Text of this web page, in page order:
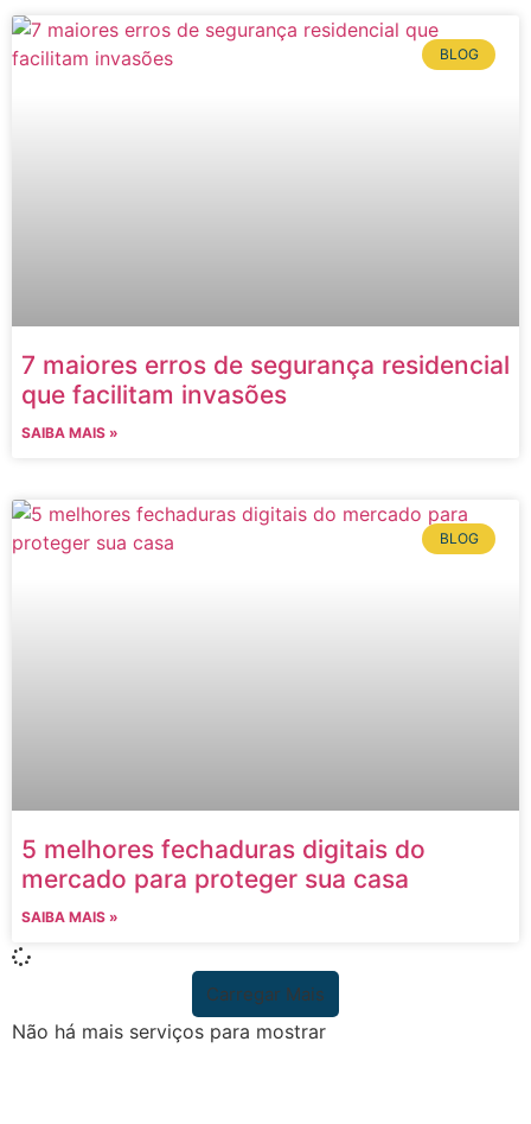
BLOG
7 maiores erros de segurança residencial
que facilitam invasões
SAIBA MAIS »
BLOG
5 melhores fechaduras digitais do
mercado para proteger sua casa
SAIBA MAIS »
Carregar Mais
Não há mais serviços para mostrar